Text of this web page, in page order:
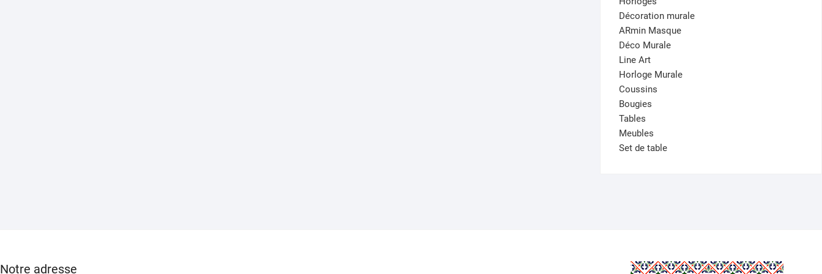
Décoration murale
ARmin Masque
Déco Murale
Line Art
Horloge Murale
Coussins
Bougies
Tables
Meubles
Set de table
Notre adresse